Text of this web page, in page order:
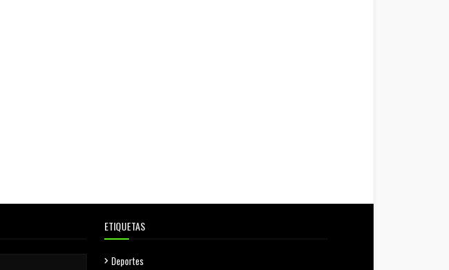
ETIQUETAS
Deportes